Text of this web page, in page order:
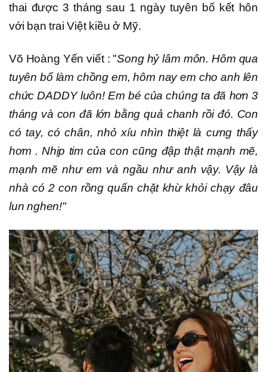
thai được 3 tháng sau 1 ngày tuyên bố kết hôn
với bạn trai Việt kiều ở Mỹ.
Võ Hoàng Yến viết : "Song hỷ lâm môn. Hôm qua
tuyên bố làm chồng em, hôm nay em cho anh lên
chức DADDY luôn! Em bé của chúng ta đã hơn 3
tháng và con đã lớn bằng quả chanh rồi đó. Con
có tay, có chân, nhỏ xíu nhìn thiệt là cưng thấy
hơm . Nhịp tim của con cũng đập thật mạnh mẽ,
mạnh mẽ như em và ngầu như anh vậy. Vậy là
nhà có 2 con rồng quấn chặt khừ khỏi chạy đâu
lun nghen!"